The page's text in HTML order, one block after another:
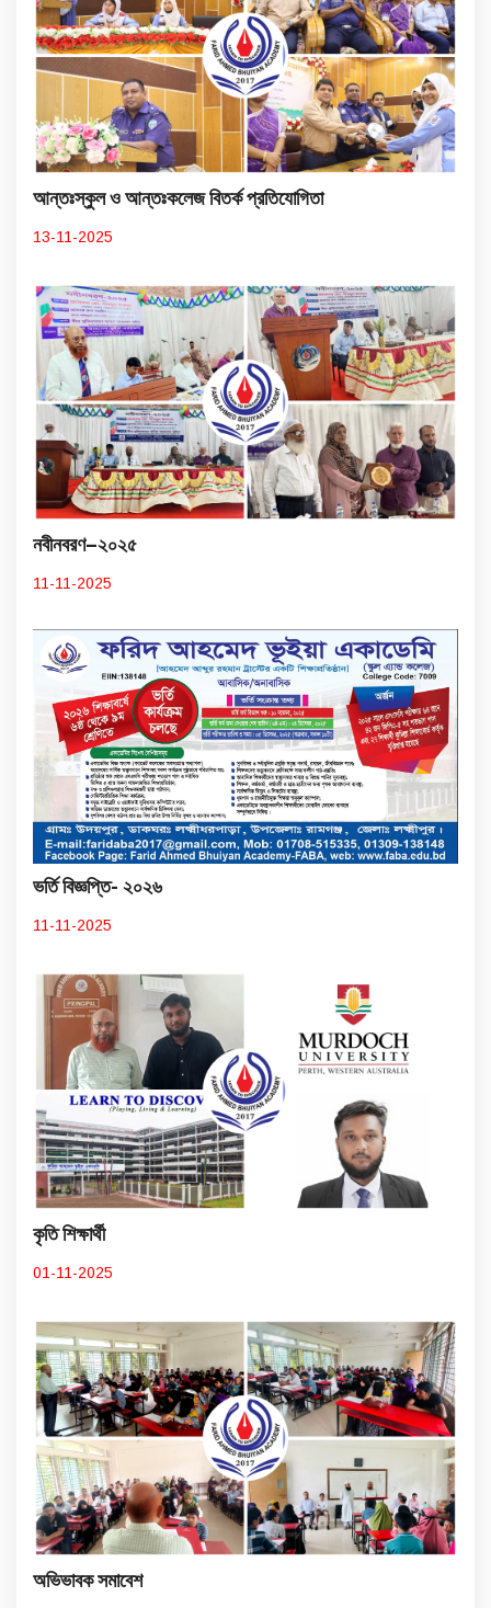
আন্তঃস্কুল ও আন্তঃকলেজ বিতর্ক প্রতিযোগিতা
13-11-2025
নবীনবরণ–২০২৫
11-11-2025
ভর্তি বিজ্ঞপ্তি- ২০২৬
11-11-2025
কৃতি শিক্ষার্থী
01-11-2025
অভিভাবক সমাবেশ